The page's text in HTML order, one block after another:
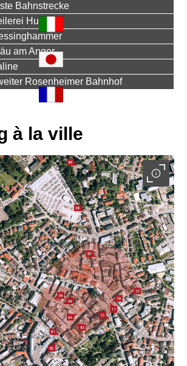
Bahnstrecke
Huber
am Anger
Rosenheimer Bahnhof
à la ville